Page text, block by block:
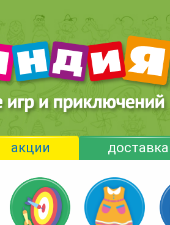
акции доставка